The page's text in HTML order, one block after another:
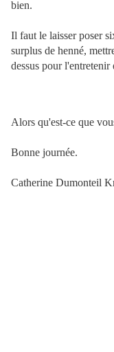
bien.
Il faut le laisser poser
surplus de henné,
dessus pour l'entretenir
Alors qu'est-ce que
Bonne journée.
Catherine Dumonteil